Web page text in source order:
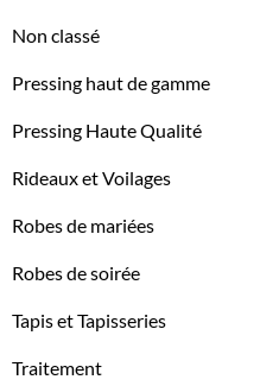
Non classé
Pressing haut de gamme
Pressing Haute Qualité
Rideaux et Voilages
Robes de mariées
Robes de soirée
Tapis et Tapisseries
Traitement